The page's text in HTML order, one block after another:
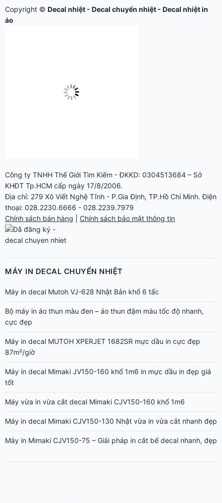
Copyright © Decal nhiệt - Decal chuyển nhiệt - Decal nhiệt in
áo
Công ty TNHH Thế Giới Tìm Kiếm - ĐKKD: 0304513684 – Sở
KHĐT Tp.HCM cấp ngày 17/8/2006.
Địa chỉ: 279 Xô Viết Nghệ Tĩnh - P.Gia Định, TP.Hồ Chí Minh. Điện
thoại: 028.2230.6666 - 028.2239.7979
Chính sách bán hàng
Chính sách bảo mật thông tin
MÁY IN DECAL CHUYỂN NHIỆT
Máy in decal Mutoh VJ-628 Nhật Bản khổ 6 tấc
Bộ máy in áo thun màu đen – áo thun đậm màu tốc độ nhanh,
cực đẹp
Máy in decal MUTOH XPERJET 1682SR mực dầu in cực đẹp
87m²/giờ
Máy in decal Mimaki JV150-160 khổ 1m6 in mực dầu in đẹp giá
tốt
Máy vừa in vừa cắt decal Mimaki CJV150-160 khổ 1m6
Máy in decal Mimaki CJV150-130 Nhật vừa in vừa cắt nhanh đẹp
Máy in Mimaki CJV150-75 – Giải pháp in cắt bế decal nhanh, đẹp